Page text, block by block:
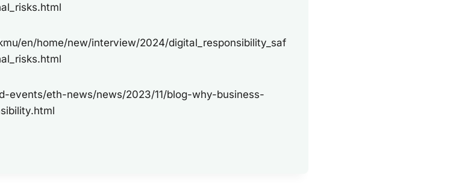
en/home/new/interview/2024/digital_responsibility_saf
events/eth-news/news/2023/11/blog-why-business-